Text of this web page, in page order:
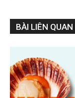
BÀI LIÊN QUAN